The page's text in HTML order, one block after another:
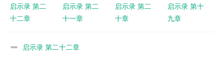
启示录 第二
十二章
启示录 第二
十一章
启示录 第二
十章
启示录 第十
九章
启示录 第二十二章